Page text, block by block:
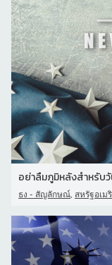
อย่าลืมภูมิหลังสําหรับวั
ธง - สัญลักษณ์, สหรัฐอเม